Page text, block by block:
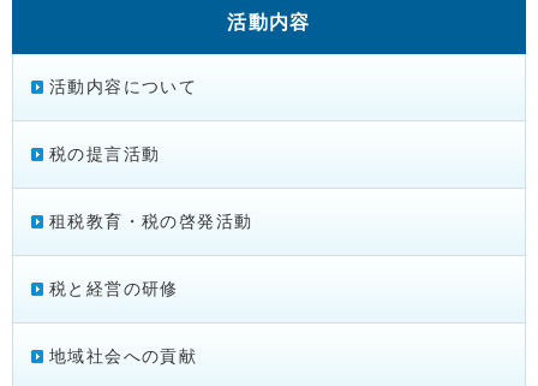
活動内容
活動内容について
税の提言活動
租税教育・税の啓発活動
税と経営の研修
地域社会への貢献